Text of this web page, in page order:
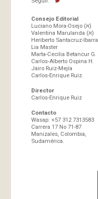
Consejo Editorial
Luciano Mora-Osejo (א)
Valentina Marulanda (א)
Heriberto Santacruz-Ibarra
Lia Master
Marta-Cecilia Betancur G.
Carlos-Alberto Ospina H.
Jairo Ruiz-Mejía
Carlos-Enrique Ruiz.
Director
Carlos-Enrique Ruiz
Contacto
Wasap: +57 312 7313583
Carrera 17 No 71-87
Manizales, Colombia,
Sudamérica.